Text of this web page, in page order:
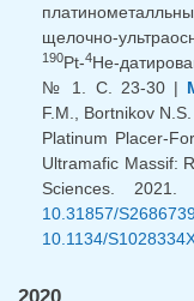
щелочно-
190Pt-4He-
№ 1. C. 23-30 |
F.M., Bortnikov
Platinum Placer-
Ultramafic Massif:
Sciences.
10.31857/
10.1134/